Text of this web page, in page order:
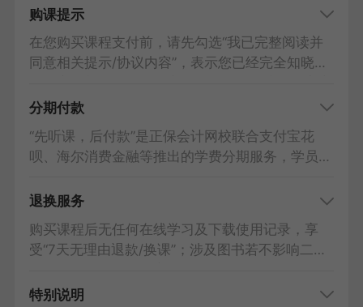
预计现货时间：应试指南、思维导图、历年真题及
模拟试卷：2026年8月；官方教材、必刷550题、
临考抢分试卷：2027年1月。
会影响发货速度，我们竭尽全力为您配送，如延迟
收到敬请谅解。
购课提示
在您购买课程支付前，请先勾选“我已完整阅读并
同意相关提示/协议内容”，表示您已经完全知晓课
间已经就该次交易达成共识。购课协议：
梦想成真
分期付款
“先听课，后付款”是正保会计网校联合支付宝花
呗、海尔消费金融等推出的学费分期服务，学员仅
付。
退换服务
购买课程后无任何在线学习及下载使用记录，享
受“7天无理由退款/换课”；涉及图书若不影响二次
特别说明